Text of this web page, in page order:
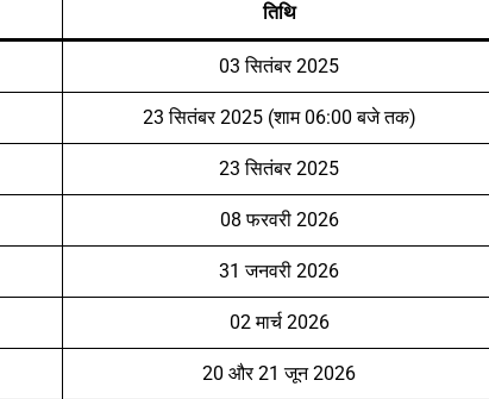
तिथि
03 सितंबर 2025
23 सितंबर 2025 (शाम 06:00 बजे तक)
23 सितंबर 2025
08 फरवरी 2026
31 जनवरी 2026
02 मार्च 2026
20 और 21 जून 2026